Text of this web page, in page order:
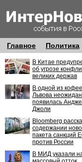
Главное Политика
В Китае
об угрозе
великих держав
В одной из
Львова
появилась
Джоли
Bloomberg
содержании
пакета санкций
против России
В МИД указали